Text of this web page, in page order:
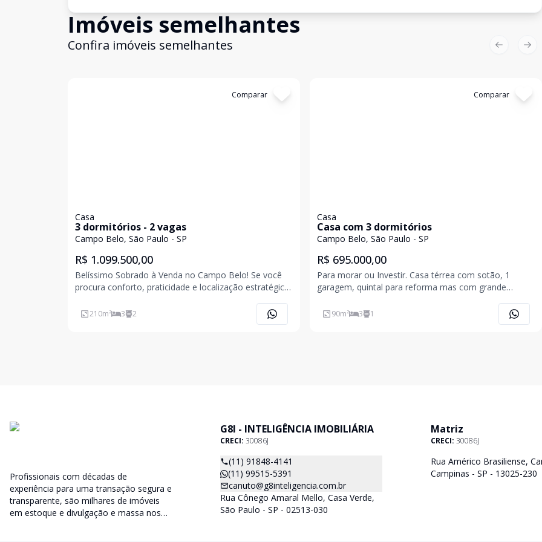
Imóveis semelhantes
Confira imóveis semelhantes
Comparar
Casa
3 dormitórios - 2 vagas
Campo Belo, São Paulo - SP
R$ 1.099.500,00
Belíssimo Sobrado à Venda no Campo Belo! Se você
procura conforto, praticidade e localização estratégica,
tranquila e sem trânsito, a poucos passos da Rua Vieira
de Morais e com fácil acesso ao Shopping Ibira
210m² 3 2
Comparar
Casa
Casa com 3 dormitórios
Campo Belo, São Paulo - SP
R$ 695.000,00
Para morar ou Investir. Casa térrea com sotão, 1
garagem, quintal para reforma mas com grande
Excelente oportunidade no melhor do Brooklin.
Raridade !!! amplo living com 2 ambientes , 3 Quartos,
90m² 3 1
Previous
Profissionais com décadas de
experiência para uma transação segura e
transparente, são milhares de imóveis
em estoque e divulgação e massa nos
G8I - INTELIGÊNCIA IMOBILIÁRIA
CRECI: 30086J
(11) 91848-4141
(11) 99515-5391
canuto@g8inteligencia.com.br
Rua Cônego Amaral Mello, Casa Verde,
São Paulo - SP - 02513-030
Matriz
CRECI: 30086J
Rua Américo Brasiliense,
Campinas - SP - 13025-230